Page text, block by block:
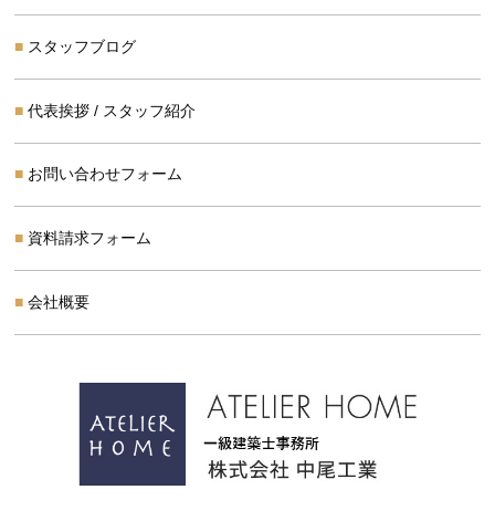
スタッフブログ
代表挨拶 / スタッフ紹介
お問い合わせフォーム
資料請求フォーム
会社概要